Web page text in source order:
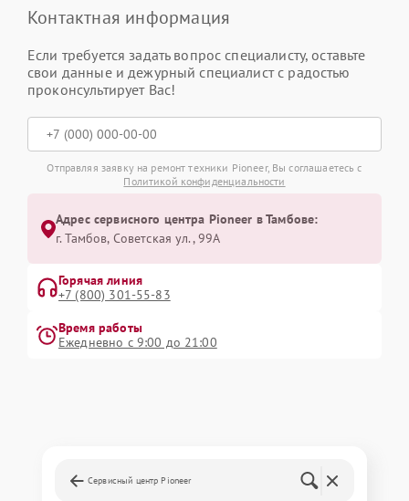
Контактная информация
Если требуется задать вопрос специалисту, оставьте
свои данные и дежурный специалист с радостью
проконсультирует Вас!
Отправляя заявку на ремонт техники Pioneer, Вы соглашаетесь с
Политикой конфиденциальности
Адрес сервисного центра Pioneer в Тамбове:
г. Тамбов, Советская ул., 99А
Горячая линия
+7 (800) 301-55-83
Время работы
Ежедневно с 9:00 до 21:00
Сервисный центр Pioneer